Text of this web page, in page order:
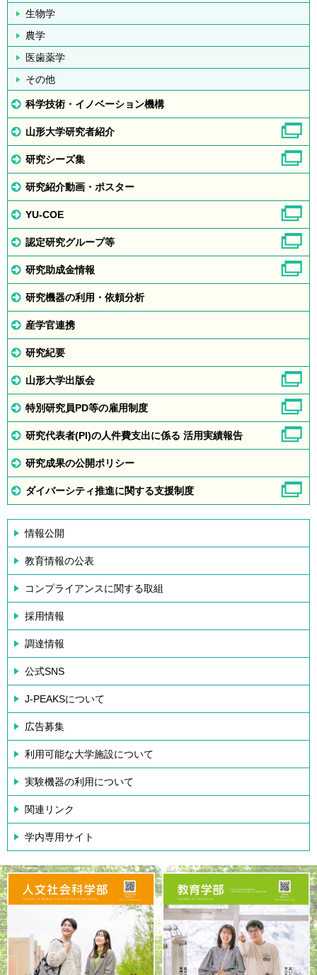
生物学
農学
医歯薬学
その他
科学技術・イノベーション機構
山形大学研究者紹介
研究シーズ集
研究紹介動画・ポスター
YU-COE
認定研究グループ等
研究助成金情報
研究機器の利用・依頼分析
産学官連携
研究紀要
山形大学出版会
特別研究員PD等の雇用制度
研究代表者(PI)の人件費支出に係る 活用実績報告
研究成果の公開ポリシー
ダイバーシティ推進に関する支援制度
情報公開
教育情報の公表
コンプライアンスに関する取組
採用情報
調達情報
公式SNS
J-PEAKSについて
広告募集
利用可能な大学施設について
実験機器の利用について
関連リンク
学内専用サイト